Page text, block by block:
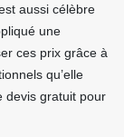
aussi célèbre
une
ces prix grâce à
qu’elle
devis gratuit pour